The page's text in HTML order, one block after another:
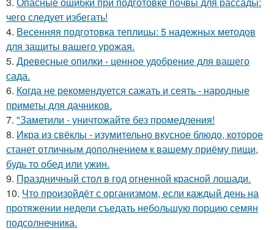
чего следует избегать!
4. Весенняя подготовка теплицы: 5 надежных методов
для защиты вашего урожая.
5. Древесные опилки - ценное удобрение для вашего
сада.
6. Когда не рекомендуется сажать и сеять - народные
приметы для дачников.
7. "Заметили - уничтожайте без промедления!
8. Икра из свёклы - изумительно вкусное блюдо, которое
станет отличным дополнением к вашему приёму пищи,
будь то обед или ужин.
9. Праздничный стол в год огненной красной лошади.
10. Что произойдёт с организмом, если каждый день на
протяжении недели съедать небольшую порцию семян
подсолнечника.